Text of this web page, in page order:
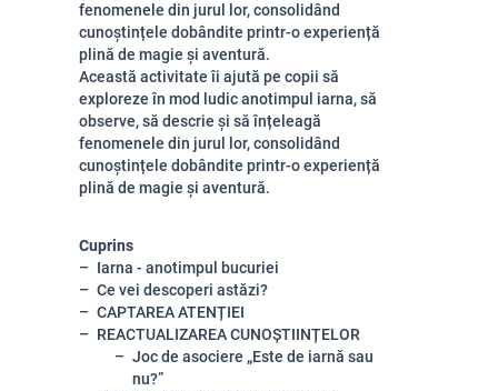
fenomenele din jurul lor, consolidând
cunoștințele dobândite printr-o experiență
plină de magie și aventură.
Această activitate îi ajută pe copii să
exploreze în mod ludic anotimpul iarna, să
observe, să descrie și să înțeleagă
fenomenele din jurul lor, consolidând
cunoștințele dobândite printr-o experiență
plină de magie și aventură.
Cuprins
Iarna - anotimpul bucuriei
Ce vei descoperi astăzi?
CAPTAREA ATENȚIEI
REACTUALIZAREA CUNOȘTIINȚELOR
Joc de asociere „Este de iarnă sau
nu?”